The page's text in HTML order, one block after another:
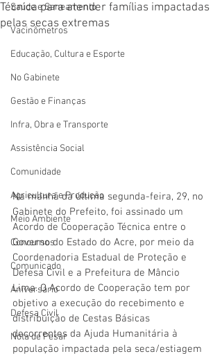
Saúde e Saneamento
Vacinômetros
Educação, Cultura e Esporte
No Gabinete
Gestão e Finanças
Infra, Obra e Transporte
Assistência Social
Comunidade
Agricultura e Produção
Meio Ambiente
Concursos
Comunicado
Aniversário
Defesa Civil
Nota de Pesar
Técnica para atender famílias impactadas
pelas secas extremas
Na manhã da última segunda-feira, 29, no
Gabinete do Prefeito, foi assinado um
Acordo de Cooperação Técnica entre o
Governo do Estado do Acre, por meio da
Coordenadoria Estadual de Proteção e
Defesa Civil e a Prefeitura de Mâncio
Lima. O Acordo de Cooperação tem por
objetivo a execução do recebimento e
distribuição de Cestas Básicas
decorrentes da Ajuda Humanitária à
população impactada pela seca/estiagem